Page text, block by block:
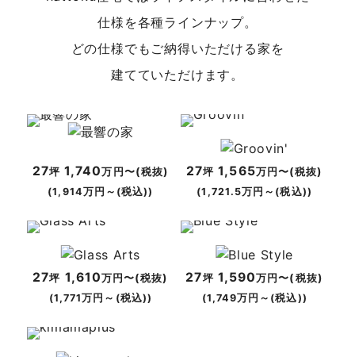
仕様を各種ラインナップ。
どの仕様でもご納得いただける家を
建てていただけます。
27坪1,740万円〜(税抜)
(1,914万円～(税込))
27坪 1,565万円〜(税抜)
(1,721.5万円～(税込))
27坪 1,610万円〜(税抜)
(1,771万円～(税込))
27坪1,590万円〜(税抜)
(1,749万円～(税込))